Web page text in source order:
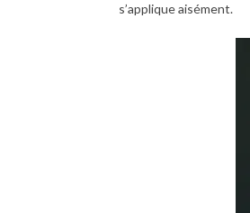
s’applique aisément.